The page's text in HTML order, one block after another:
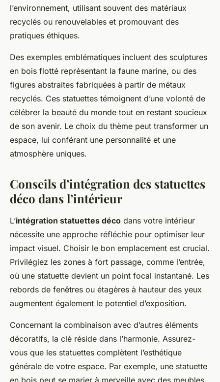
l’environnement, utilisant souvent des matériaux
recyclés ou renouvelables et promouvant des
pratiques éthiques.
Des exemples emblématiques incluent des sculptures
en bois flotté représentant la faune marine, ou des
figures abstraites fabriquées à partir de métaux
recyclés. Ces statuettes témoignent d’une volonté de
célébrer la beauté du monde tout en restant soucieux
de son avenir. Le choix du thème peut transformer un
espace, lui conférant une personnalité et une
atmosphère uniques.
Conseils d’intégration des statuettes
déco dans l’intérieur
L’intégration statuettes déco dans votre intérieur
nécessite une approche réfléchie pour optimiser leur
impact visuel. Choisir le bon emplacement est crucial.
Privilégiez les zones à fort passage, comme l’entrée,
où une statuette devient un point focal instantané. Les
rebords de fenêtres ou étagères à hauteur des yeux
augmentent également le potentiel d’exposition.
Concernant la combinaison avec d’autres éléments
décoratifs, la clé réside dans l’harmonie. Assurez-
vous que les statuettes complètent l’esthétique
générale de votre espace. Par exemple, une statuette